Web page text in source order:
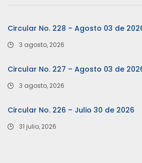
Circular No. 228 – Agosto 03 de
3 agosto, 2026
Circular No. 227 – Agosto 03 de
3 agosto, 2026
Circular No. 226 – Julio 30 de 2026
31 julio, 2026